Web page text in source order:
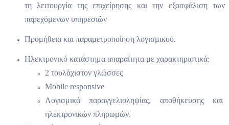
τη λειτουργία της επιχείρησης και την εξασφάλιση των
παρεχόμενων υπηρεσιών
Προμήθεια και παραμετροποίηση λογισμικού.
Ηλεκτρονικό κατάστημα απαραίτητα με χαρακτηριστικά:
2 τουλάχιστον γλώσσες
Μobile responsive
Λογισμικά παραγγελιοληψίας, αποθήκευσης και
ηλεκτρονικών πληρωμών.